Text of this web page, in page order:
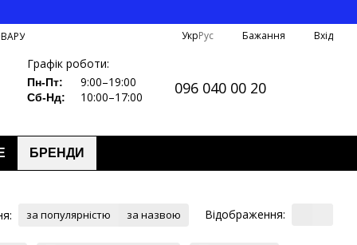
УкрРус Бажання Вхід
Графік роботи:
Пн-Пт: 9:00–19:00
Сб-Нд: 10:00–17:00 096 040 00 20
БРЕНДИ
за популярністю за назвою Відображення: